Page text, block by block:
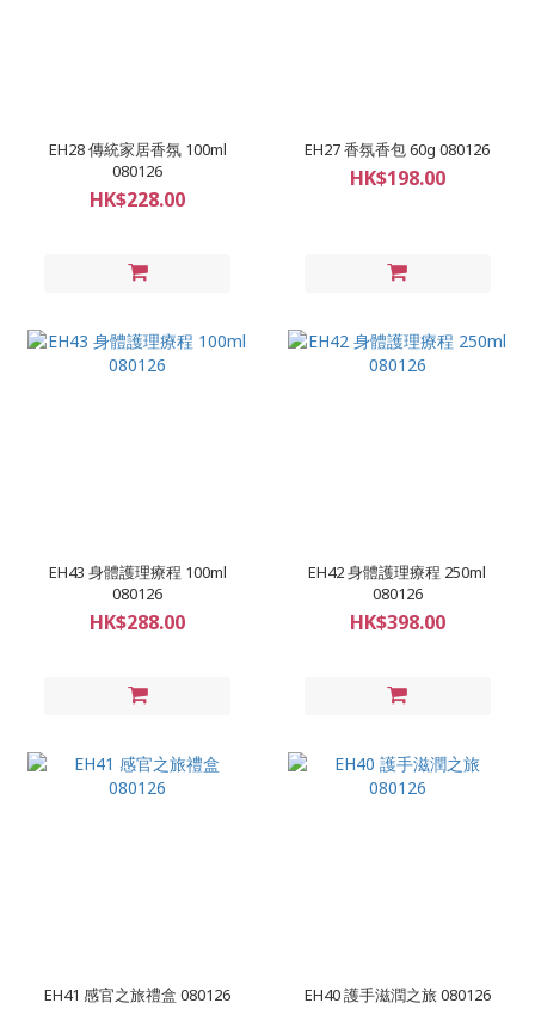
EH28 傳統家居香氛 100ml
080126
HK$228.00
EH27 香氛香包 60g 080126
HK$198.00
EH43 身體護理療程 100ml
080126
HK$288.00
EH42 身體護理療程 250ml
080126
HK$398.00
EH41 感官之旅禮盒 080126 EH40 護手滋潤之旅 080126